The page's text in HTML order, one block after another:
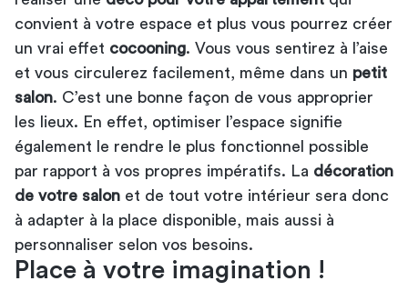
convient à votre espace et plus vous pourrez créer
un vrai effet cocooning. Vous vous sentirez à l’aise
et vous circulerez facilement, même dans un petit
salon. C’est une bonne façon de vous approprier
les lieux. En effet, optimiser l’espace signifie
également le rendre le plus fonctionnel possible
par rapport à vos propres impératifs. La décoration
de votre salon et de tout votre intérieur sera donc
à adapter à la place disponible, mais aussi à
personnaliser selon vos besoins.
Place à votre imagination !